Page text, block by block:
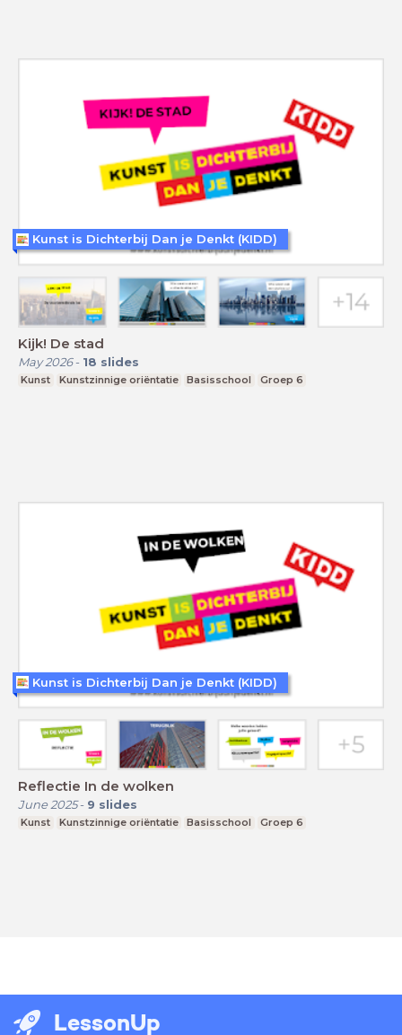
Kijk! De stad
May 2026- 18 slides
Kunst Kunstzinnige oriëntatie Basisschool Groep 6
Kunst is Dichterbij Dan je Denkt (KIDD)
Reflectie In de wolken
June 2025- 9 slides
Kunst Kunstzinnige oriëntatie Basisschool Groep 6
Kunst is Dichterbij Dan je Denkt (KIDD)
LessonUp